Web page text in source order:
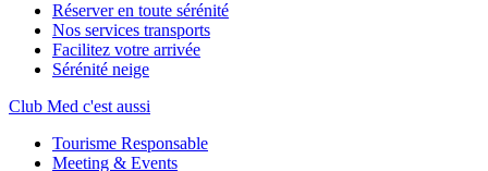
Réserver en toute sérénité
Nos services transports
Facilitez votre arrivée
Sérénité neige
Club Med c'est aussi
Tourisme Responsable
Meeting & Events